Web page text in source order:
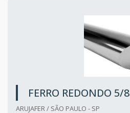
FERRO REDONDO 5/8
ARUJAFER / SÃO PAULO - SP